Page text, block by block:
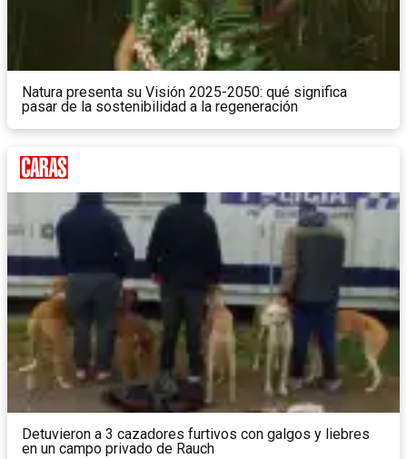
Natura presenta su Visión 2025-2050: qué significa
pasar de la sostenibilidad a la regeneración
Detuvieron a 3 cazadores furtivos con galgos y liebres
en un campo privado de Rauch